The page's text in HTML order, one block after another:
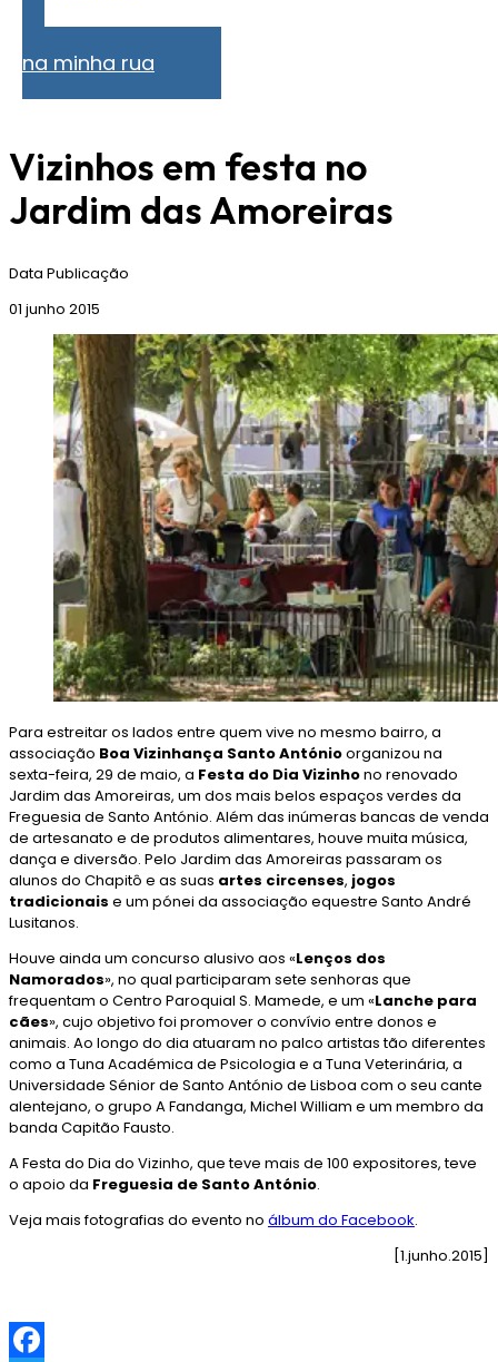
na minha rua
Vizinhos em festa no
Jardim das Amoreiras
Data Publicação
01 junho 2015
Para estreitar os lados entre quem vive no mesmo bairro, a
associação Boa Vizinhança Santo Antónioorganizou na
sexta-feira, 29 de maio, a Festa do Dia Vizinhono renovado
Jardim das Amoreiras, um dos mais belos espaços verdes da
Freguesia de Santo António. Além das inúmeras bancas de venda
de artesanato e de produtos alimentares, houve muita música,
dança e diversão. Pelo Jardim das Amoreiras passaram os
alunos do Chapitô e as suas artes circenses, jogos
tradicionais e um pónei da associação equestre Santo André
Lusitanos.
Houve ainda um concurso alusivo aos «Lenços dos
Namorados», no qual participaram sete senhoras que
frequentam o Centro Paroquial S. Mamede, e um «Lanche para
cães», cujo objetivo foi promover o convívio entre donos e
animais. Ao longo do dia atuaram no palco artistas tão diferentes
como a Tuna Académica de Psicologia e a Tuna Veterinária, a
Universidade Sénior de Santo António de Lisboa com o seu cante
alentejano, o grupo A Fandanga, Michel William e um membro da
banda Capitão Fausto.
A Festa do Dia do Vizinho, que teve mais de 100 expositores, teve
o apoio da Freguesia de Santo António.
Veja mais fotografias do evento no álbum do Facebook.
[1.junho.2015]